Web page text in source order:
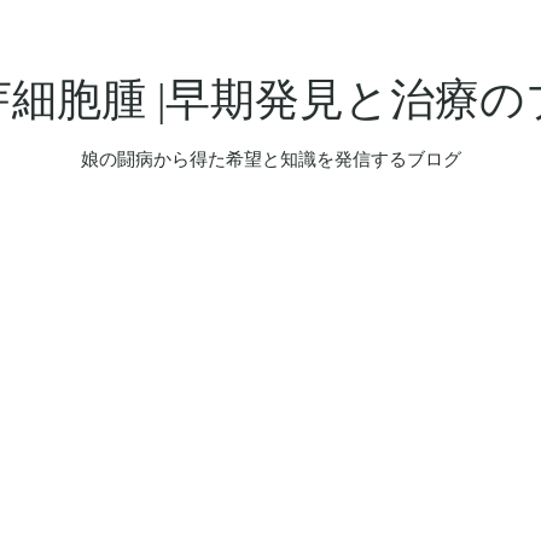
細胞腫 |早期発見と治療の
娘の闘病から得た希望と知識を発信するブログ